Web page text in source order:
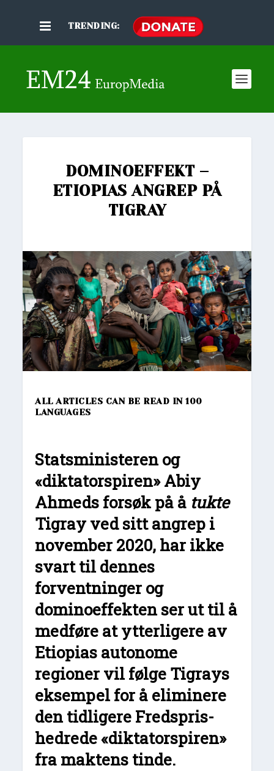
TRENDING:
DOMINOEFFEKT –
ETIOPIAS ANGREP PÅ
TIGRAY
ALL ARTICLES CAN BE READ IN 100
LANGUAGES
Statsministeren og
«diktatorspiren» Abiy
Ahmeds forsøk på å tukte
Tigray ved sitt angrep i
november 2020, har ikke
svart til dennes
forventninger og
dominoeffekten ser ut til å
medføre at ytterligere av
Etiopias autonome
regioner vil følge Tigrays
eksempel for å eliminere
den tidligere Fredspris-
hedrede «diktatorspiren»
fra maktens tinde.